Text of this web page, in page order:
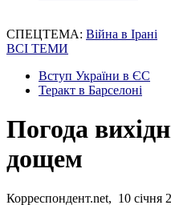
СПЕЦТЕМА: Війна в Ірані
ВСІ ТЕМИ
Вступ України в ЄС
Теракт в Барселоні
Погода
дощем
Корреспондент.net, 10 січня